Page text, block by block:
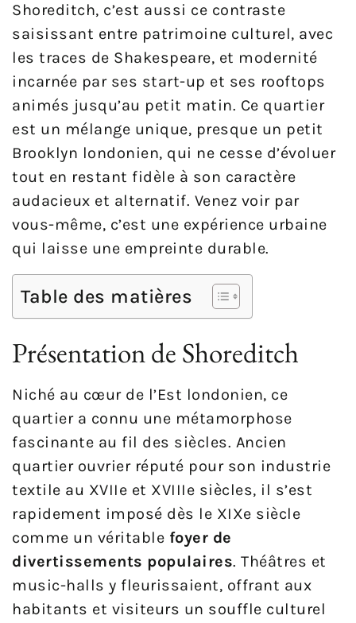
Shoreditch, c’est aussi ce contraste
saisissant entre patrimoine culturel, avec
les traces de Shakespeare, et modernité
incarnée par ses start-up et ses rooftops
animés jusqu’au petit matin. Ce quartier
est un mélange unique, presque un petit
Brooklyn londonien, qui ne cesse d’évoluer
tout en restant fidèle à son caractère
audacieux et alternatif. Venez voir par
vous-même, c’est une expérience urbaine
qui laisse une empreinte durable.
Table des matières
Présentation de Shoreditch
Niché au cœur de l’Est londonien, ce
quartier a connu une métamorphose
fascinante au fil des siècles. Ancien
quartier ouvrier réputé pour son industrie
textile au XVIIe et XVIIIe siècles, il s’est
rapidement imposé dès le XIXe siècle
comme un véritable foyer de
divertissements populaires. Théâtres et
music-halls y fleurissaient, offrant aux
habitants et visiteurs un souffle culturel